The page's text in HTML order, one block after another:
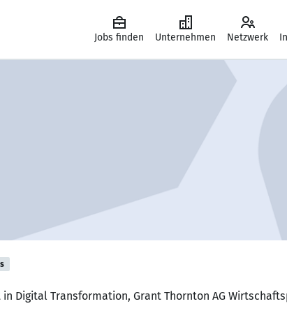
Jobs finden Unternehmen Netzwerk
Digital Transformation, Grant Thornton AG